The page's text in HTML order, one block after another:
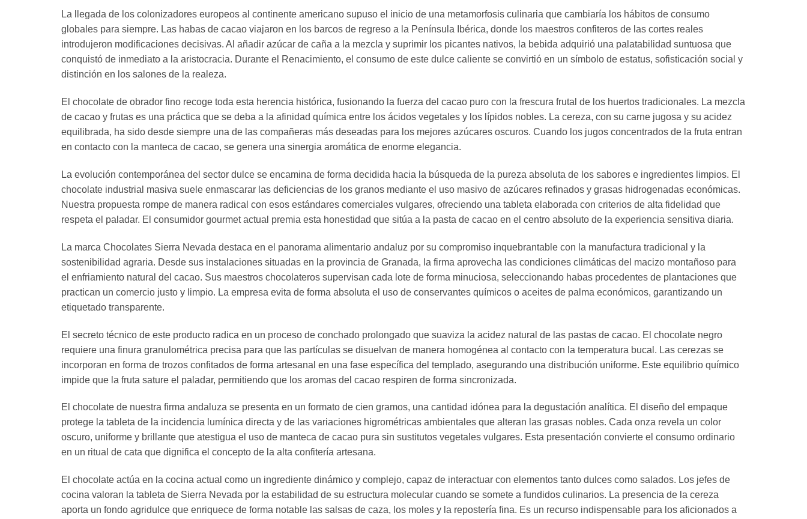
La llegada de los colonizadores europeos al continente americano supuso el inicio de una metamorfosis culinaria que cambiaría los hábitos de consumo
globales para siempre. Las habas de cacao viajaron en los barcos de regreso a la Península Ibérica, donde los maestros confiteros de las cortes reales
introdujeron modificaciones decisivas. Al añadir azúcar de caña a la mezcla y suprimir los picantes nativos, la bebida adquirió una palatabilidad suntuosa que
conquistó de inmediato a la aristocracia. Durante el Renacimiento, el consumo de este dulce caliente se convirtió en un símbolo de estatus, sofisticación social y
distinción en los salones de la realeza.
El chocolate de obrador fino recoge toda esta herencia histórica, fusionando la fuerza del cacao puro con la frescura frutal de los huertos tradicionales. La mezcla
de cacao y frutas es una práctica que se deba a la afinidad química entre los ácidos vegetales y los lípidos nobles. La cereza, con su carne jugosa y su acidez
equilibrada, ha sido desde siempre una de las compañeras más deseadas para los mejores azúcares oscuros. Cuando los jugos concentrados de la fruta entran
en contacto con la manteca de cacao, se genera una sinergia aromática de enorme elegancia.
La evolución contemporánea del sector dulce se encamina de forma decidida hacia la búsqueda de la pureza absoluta de los sabores e ingredientes limpios. El
chocolate industrial masiva suele enmascarar las deficiencias de los granos mediante el uso masivo de azúcares refinados y grasas hidrogenadas económicas.
Nuestra propuesta rompe de manera radical con esos estándares comerciales vulgares, ofreciendo una tableta elaborada con criterios de alta fidelidad que
respeta el paladar. El consumidor gourmet actual premia esta honestidad que sitúa a la pasta de cacao en el centro absoluto de la experiencia sensitiva diaria.
La marca Chocolates Sierra Nevada destaca en el panorama alimentario andaluz por su compromiso inquebrantable con la manufactura tradicional y la
sostenibilidad agraria. Desde sus instalaciones situadas en la provincia de Granada, la firma aprovecha las condiciones climáticas del macizo montañoso para
el enfriamiento natural del cacao. Sus maestros chocolateros supervisan cada lote de forma minuciosa, seleccionando habas procedentes de plantaciones que
practican un comercio justo y limpio. La empresa evita de forma absoluta el uso de conservantes químicos o aceites de palma económicos, garantizando un
etiquetado transparente.
El secreto técnico de este producto radica en un proceso de conchado prolongado que suaviza la acidez natural de las pastas de cacao. El chocolate negro
requiere una finura granulométrica precisa para que las partículas se disuelvan de manera homogénea al contacto con la temperatura bucal. Las cerezas se
incorporan en forma de trozos confitados de forma artesanal en una fase específica del templado, asegurando una distribución uniforme. Este equilibrio químico
impide que la fruta sature el paladar, permitiendo que los aromas del cacao respiren de forma sincronizada.
El chocolate de nuestra firma andaluza se presenta en un formato de cien gramos, una cantidad idónea para la degustación analítica. El diseño del empaque
protege la tableta de la incidencia lumínica directa y de las variaciones higrométricas ambientales que alteran las grasas nobles. Cada onza revela un color
oscuro, uniforme y brillante que atestigua el uso de manteca de cacao pura sin sustitutos vegetales vulgares. Esta presentación convierte el consumo ordinario
en un ritual de cata que dignifica el concepto de la alta confitería artesana.
El chocolate actúa en la cocina actual como un ingrediente dinámico y complejo, capaz de interactuar con elementos tanto dulces como salados. Los jefes de
cocina valoran la tableta de Sierra Nevada por la estabilidad de su estructura molecular cuando se somete a fundidos culinarios. La presencia de la cereza
aporta un fondo agridulce que enriquece de forma notable las salsas de caza, los moles y la repostería fina. Es un recurso indispensable para los aficionados a